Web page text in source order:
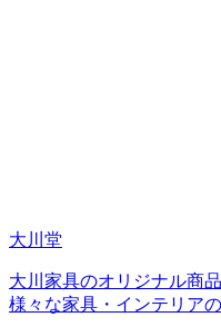
大川堂
大川家具のオリジナル商
様々な家具・インテリアの